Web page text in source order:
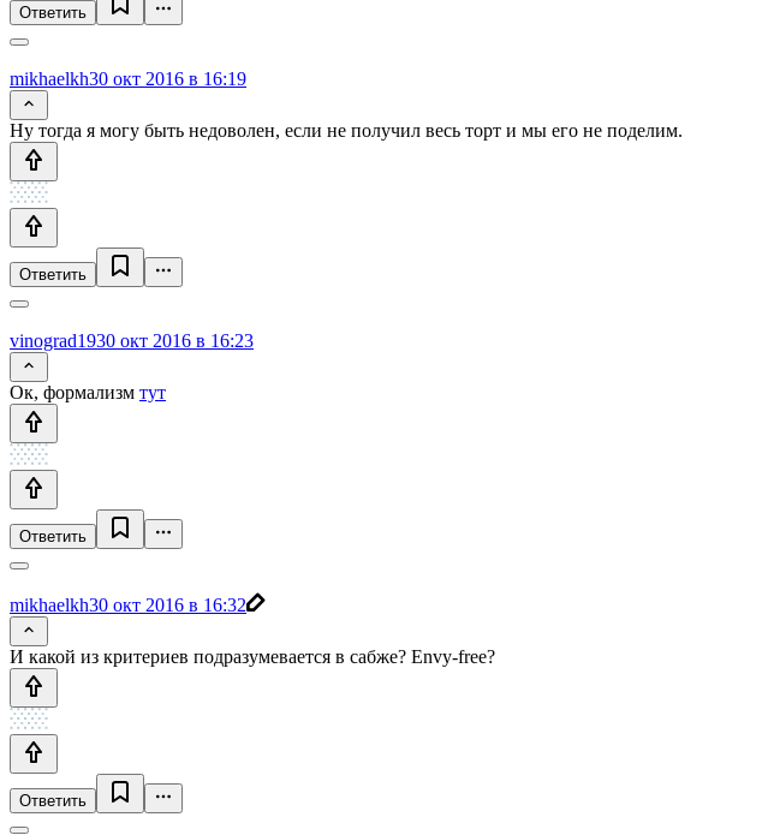
Ответить
mikhaelkh30 окт 2016 в 16:19
Ну тогда я могу быть недоволен, если не получил весь торт и мы его не поделим.
Ответить
vinograd1930 окт 2016 в 16:23
Ок, формализм тут
Ответить
mikhaelkh30 окт 2016 в 16:32
И какой из критериев подразумевается в сабже? Envy-free?
Ответить